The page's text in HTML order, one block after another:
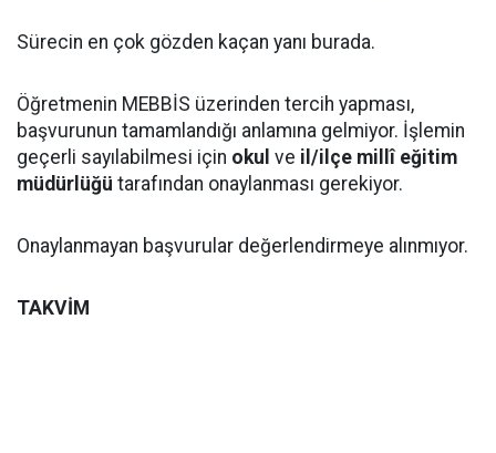
Sürecin en çok gözden kaçan yanı burada.
Öğretmenin MEBBİS üzerinden tercih yapması,
başvurunun tamamlandığı anlamına gelmiyor. İşlemin
geçerli sayılabilmesi için okul ve il/ilçe millî eğitim
müdürlüğü tarafından onaylanması gerekiyor.
Onaylanmayan başvurular değerlendirmeye alınmıyor.
TAKVİM